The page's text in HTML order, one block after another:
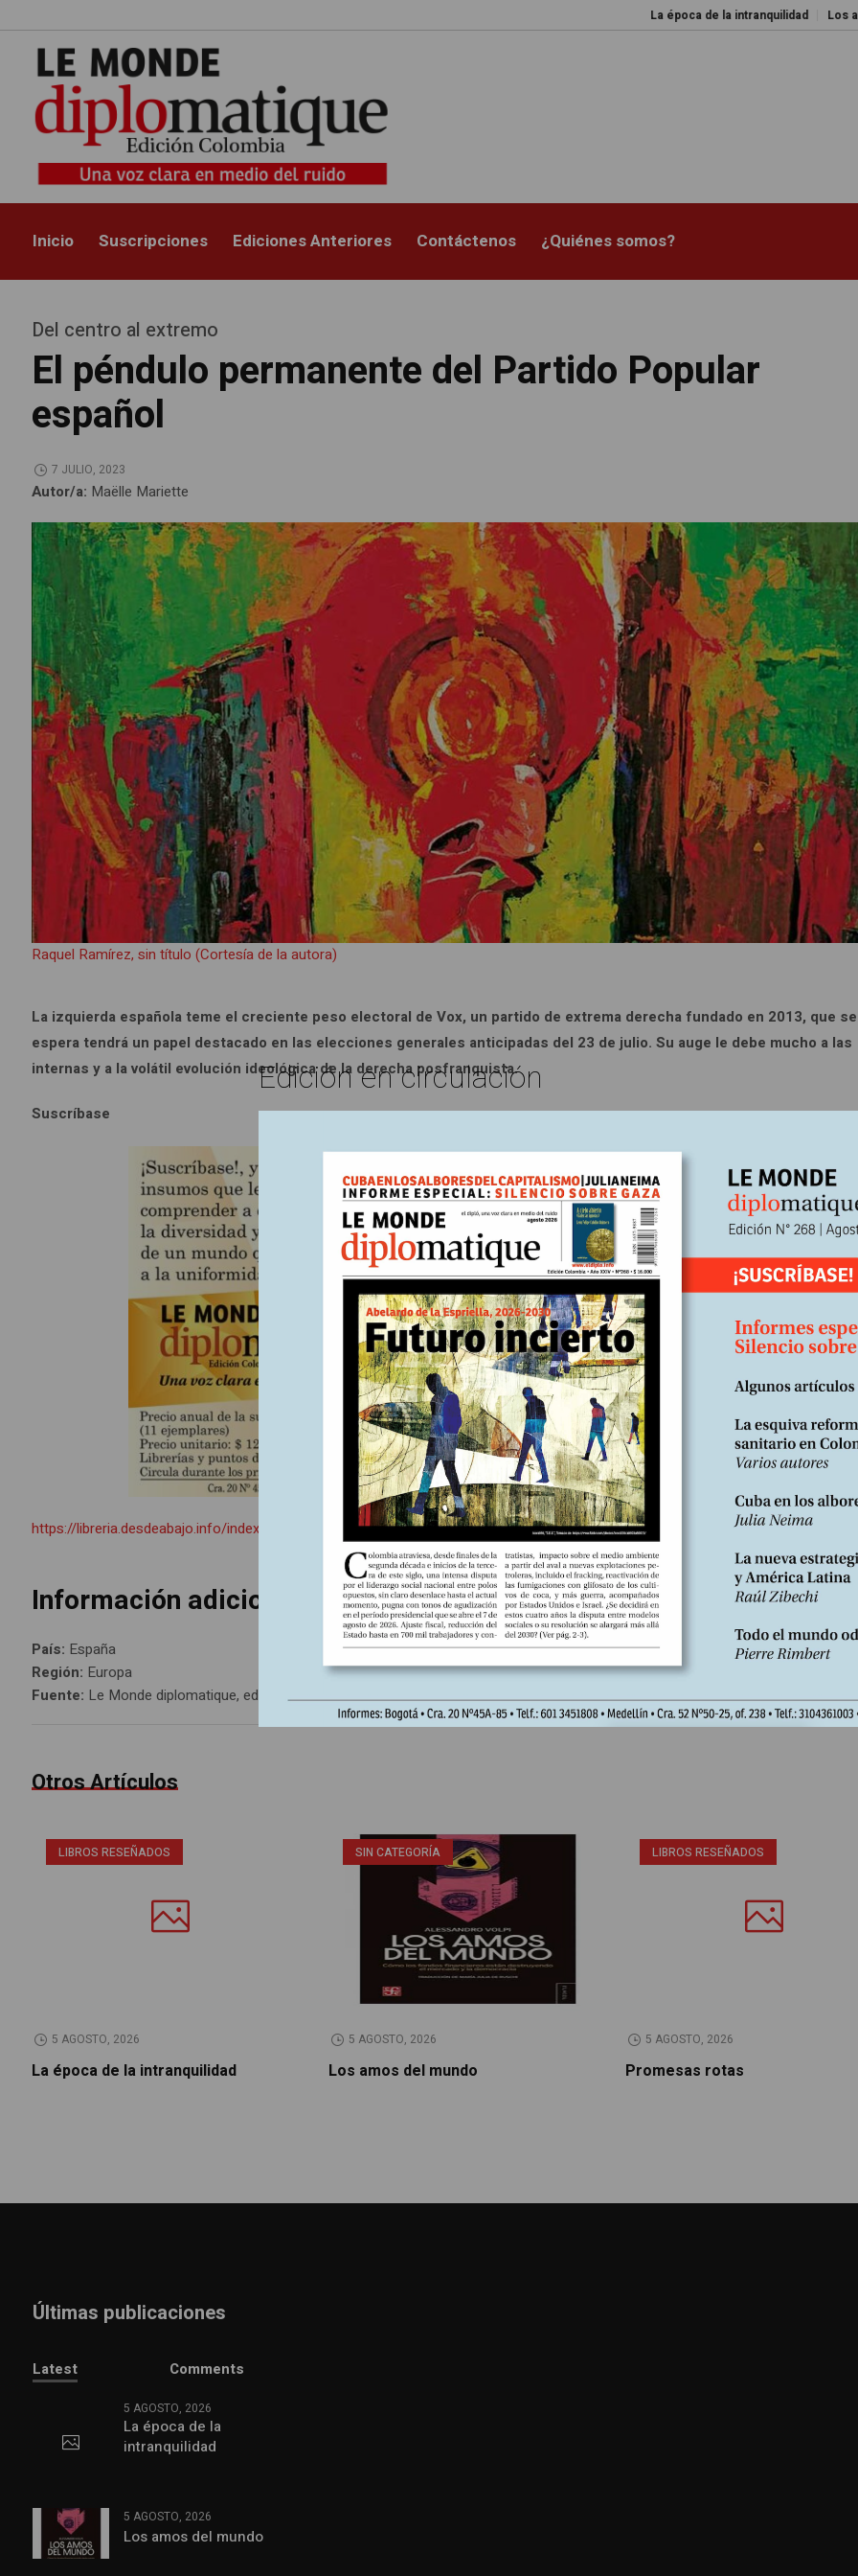
La época de la intranquilidad Los amos del
Inicio Suscripciones Ediciones Anteriores Contáctenos ¿Quiénes somos?
Del centro al extremo
El péndulo permanente del Partido Popular
español
7 JULIO, 2023
Autor/a: Maëlle Mariette
Raquel Ramírez, sin título (Cortesía de la autora)
La izquierda española teme el creciente peso electoral de Vox, un partido de extrema derecha fundado en 2013, que se
espera tendrá un papel destacado en las elecciones generales anticipadas del 23 de julio. Su auge le debe mucho a las
internas y a la volátil evolución ideológica de la derecha posfranquista.
Suscríbase
https://libreria.desdeabajo.info/index.php?route=product/product&product_id=180&search=suscri
Información adicional
País: España
Región: Europa
Fuente: Le Monde diplomatique, edición 234 julio 2023
Otros Artículos
LIBROS RESEÑADOS
5 AGOSTO, 2026
La época de la intranquilidad
SIN CATEGORÍA
5 AGOSTO, 2026
Los amos del mundo
LIBROS RESEÑADOS
5 AGOSTO, 2026
Promesas rotas
Últimas publicaciones
Latest Comments
5 AGOSTO, 2026
La época de la
intranquilidad
5 AGOSTO, 2026
Los amos del mundo
Edición en circulación